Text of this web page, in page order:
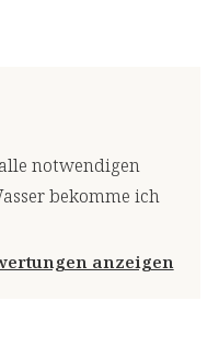
notwendigen
bekomme ich
anzeigen